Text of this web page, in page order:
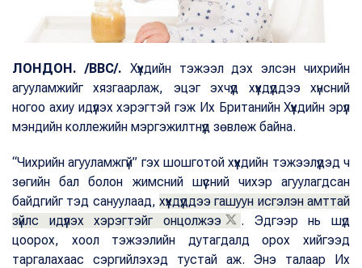
ЛОНДОН./BBC/. Хүүхдийн тэжээл дэх элсэн чихрийн
агууламжийг хязгаарлаж, эцэг эхчүүд хүүхдүүддээ хүнсний
ногоо ахиу идүүлэх хэрэгтэй гэж Их Британийн Хүүхдийн эрүүл
мэндийн коллежийн мэргэжилтнүүд зөвлөж байна.
“Чихрийн агууламжгүй” гэх шошготой хүүхдийн тэжээлүүдэд ч
зөгийн бал болон жимсний шүүсний чихэр агуулагдсан
байдгийг тэд сануулаад, хүүхдүүддээ гашуун исгэлэн амттай
зүйлс идүүлэх хэрэгтэйг онцолжээ
. Эдгээр нь шүд
цоорох, хоол тэжээлийн дутагдалд орох хийгээд
таргалахаас сэргийлэхэд тустай аж. Энэ талаар Их